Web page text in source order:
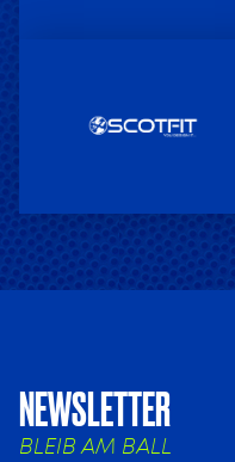
NEWSLETTER
BLEIB AM BALL